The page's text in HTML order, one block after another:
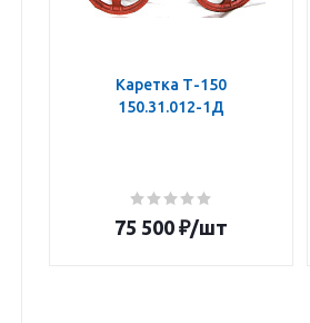
Каретка Т-150
150.31.012-1Д
75 500 ₽/шт